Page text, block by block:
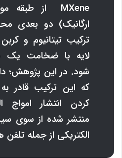
MXene از طبقه
ارگانیک) دو بعدی
ترکیب تیتانیوم و
لایه با ضخامت یک
شود. در این پژوهش؛
که این ترکیب قادر
کردن انتشار امواج
منتشر شده از سوی
الکتریکی از جمله